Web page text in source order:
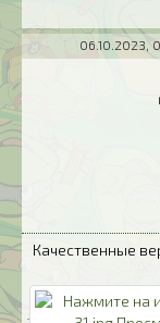
06.10.2023,
Качественные